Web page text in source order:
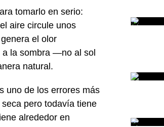
tomarlo en serio:
aire circule unos
el olor
a la sombra —no al sol
natural.
uno de los errores más
pero todavía tiene
alrededor en